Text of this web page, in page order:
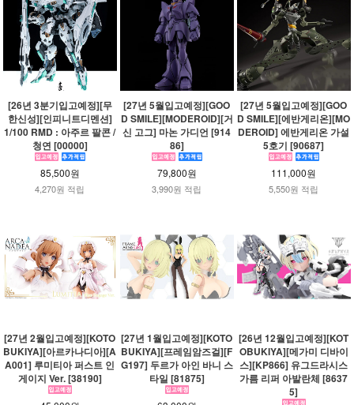
[26년 3분기입고예정][무
한신성][인피니트디멘션]
1/100 RMD : 아주르 팔콘 /
청연 [00000]
85,500원
4,270원 적립
[27년 5월입고예정][GOO
D SMILE][MODEROID][거
신 고그] 마논 가디언 [914
86]
79,800원
3,990원 적립
[27년 5월입고예정][GOO
D SMILE][에반게리온][MO
DEROID] 에반게리온 가설
5호기 [90687]
111,000원
5,550원 적립
[27년 2월입고예정][KOTO
BUKIYA][아르카나디아][A
A001] 루미티아 퍼스트 인
게이지 Ver. [38190]
[27년 1월입고예정][KOTO
BUKIYA][프레임암즈걸][F
G197] 두르가 아인 바니 스
타일 [81875]
[26년 12월입고예정][KOT
OBUKIYA][메가미 디바이
스][KP866] 유그드라시스
가름 리퍼 아발란체 [8637
5]